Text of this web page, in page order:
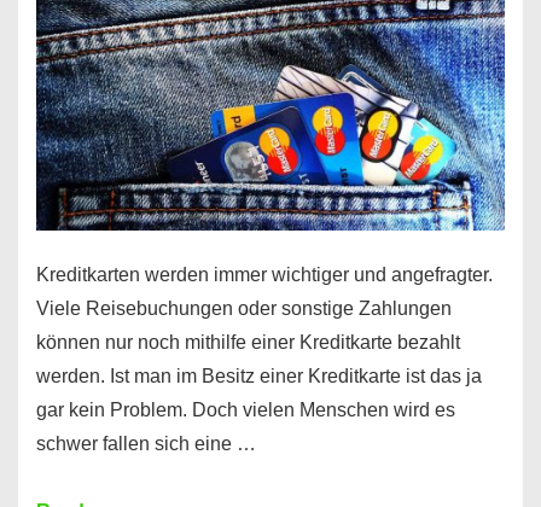
Kreditkarten werden immer wichtiger und angefragter.
Viele Reisebuchungen oder sonstige Zahlungen
können nur noch mithilfe einer Kreditkarte bezahlt
werden. Ist man im Besitz einer Kreditkarte ist das ja
gar kein Problem. Doch vielen Menschen wird es
schwer fallen sich eine …